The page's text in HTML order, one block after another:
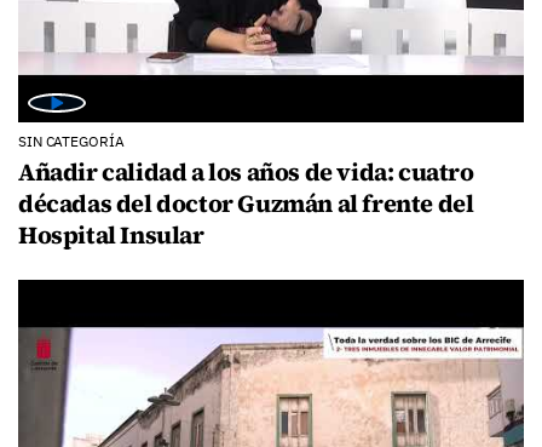
SIN CATEGORÍA
Añadir calidad a los años de vida: cuatro
décadas del doctor Guzmán al frente del
Hospital Insular